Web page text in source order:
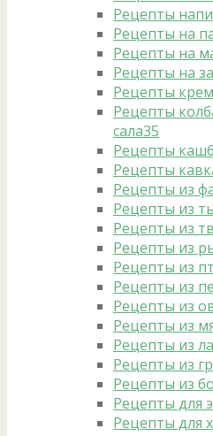
Рецепты
Рецепты на
Рецепты на
Рецепты на
Рецепты
Рецепты
сала35
Рецепты каш6
Рецепты
Рецепты из
Рецепты из
Рецепты из
Рецепты из
Рецепты из
Рецепты из
Рецепты из
Рецепты из
Рецепты из
Рецепты из
Рецепты из
Рецепты для
Рецепты для